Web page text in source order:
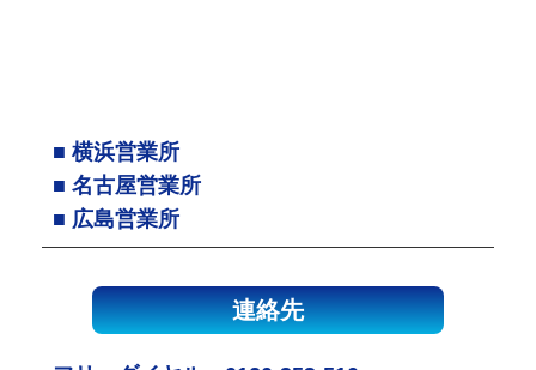
■ 横浜営業所
■ 名古屋営業所
■ 広島営業所
連絡先